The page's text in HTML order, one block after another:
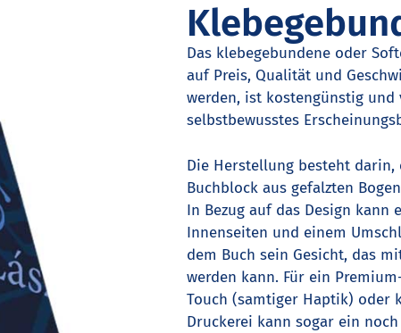
Das klebegebundene oder
auf Preis, Qualität und
werden, ist kostengünstig
selbstbewusstes
Die Herstellung besteht
Buchblock aus gefalzten
In Bezug auf das Design
Innenseiten und einem
dem Buch sein Gesicht, das
werden kann. Für ein
Touch (samtiger Haptik) oder
Druckerei kann sogar ein